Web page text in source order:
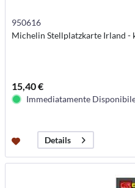
950616
Michelin Stellplatzkarte Irland -
15,40 €
Immediatamente
Details